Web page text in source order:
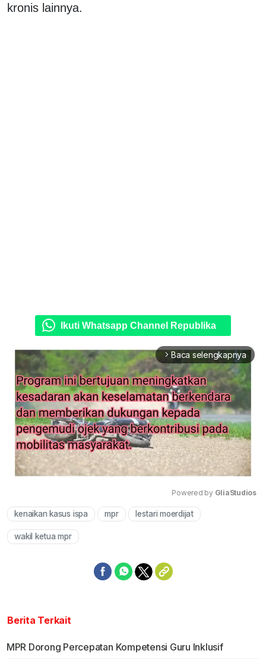
kronis lainnya.
Ikuti Whatsapp Channel Republika
arrow_forward_ios Baca selengkapnya
Powered by GliaStudios
kenaikan kasus ispa mpr lestari moerdijat
wakil ketua mpr
Berita Terkait
MPR Dorong Percepatan Kompetensi Guru Inklusif